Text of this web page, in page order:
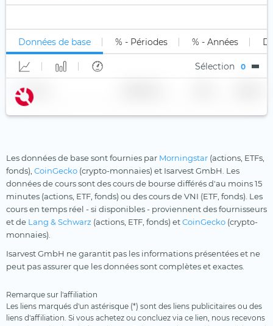
Moat
Multi-Actifs
Ordinateur quantique
Principes chrétiens
Robotique
Santé
Santé
Semi-conducteurs
Technologies innovantes
Technologies médicales
Uranium
Ville intelligente
YourIndex
Uniquement long (1x)
Long Levier
Short
Short Levier
Données de base % - Périodes % - Années
Sélection 0
Nom
Les données de base sont fournies par Morningstar (actions, ETFs,
fonds), CoinGecko (crypto-monnaies) et Isarvest GmbH. Les
données de cours sont des cours de bourse différés d'au moins 15
minutes (actions, ETF, fonds) ou des cours de VNI (ETF, fonds). Les
cours en temps réel - si disponibles - proviennent des fournisseurs
et de Lang & Schwarz (actions, ETF, fonds) etCoinGecko (crypto-
monnaies).
Isarvest GmbH ne garantit pas les informations présentées et ne
peut pas assurer que les données sont complètes et exactes.
Remarque sur l'affiliation
Les liens marqués d'un astérisque (*) sont des liens publicitaires ou des
liens d'affiliation. Si vous achetez ou concluez via ce lien, nous recevons